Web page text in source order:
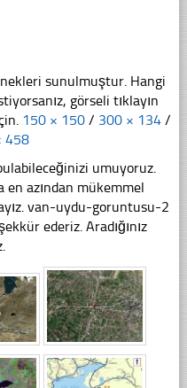
sunulmuştur. Hangi
görseli tıklayın
150 × 150 / 300 × 134 /
458
umuyoruz.
azından mükemmel
van-uydu-goruntusu-2
ederiz. Aradığınız